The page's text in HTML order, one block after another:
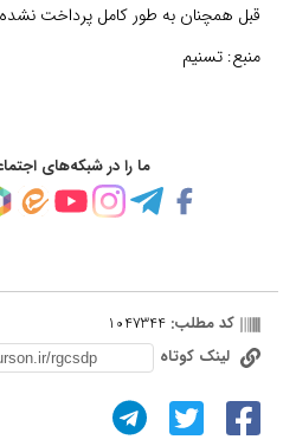
قبل همچنان به طور کامل پرداخت
منبع: تسنیم
ما را در شبکه‌های
کد مطلب: 1047344
لینک کوتاه